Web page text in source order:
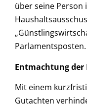
über seine Person
Parlamentsposten.
Entmachtung
Mit einem
Gutachten